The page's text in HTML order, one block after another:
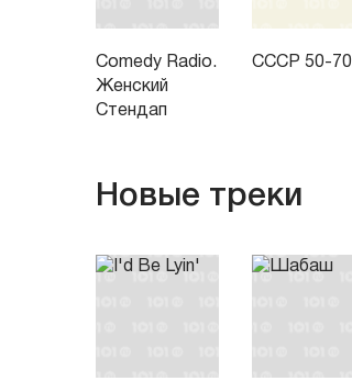
Comedy Radio.
Женский
Стендап
СССР 50-70
Новые треки